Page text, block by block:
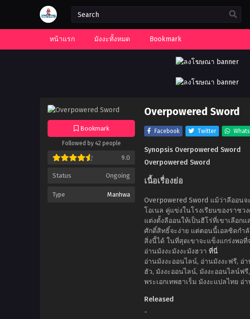
หน้าแรก มังงะทั้งหมด Bookmark
Bookmark
Followed by 42 people
9.0
Status Ongoing
Type Manhwa
Overpowered Sword
Facebook Twitter
Synopsis Overpowered Sword
Overpowered Sword
เนื้อเรื่องย่อ
Overpowered Sword แม้ว่าลีออน
โอเนล คู่แข่งในโรงเรียนของราช
แต่งตั้งลีออนให้เป็นฮีโร่ที่เขาเลือก
ศักดิ์สิทธิ์จะง่าย แต่ตอนนี้เอลซิดกำ
สิ่งนี้ได้ ในที่สุดเขาจะแข็งแกร่งพอ
อ่านมังงะมังงะมังฮวา ที่นี่
อ่านมังงะออนไลน์, อ่านมังงะฟรี, อ่
ฮัว, มังงะออนไลน์, มังงะออนไลน์ฟ
พระเอกเทพฮาเร็ม มังงะแปลไทย อ่
Released
-